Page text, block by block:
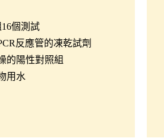
個測試
反應管的凍乾試劑
的陽性對照組
用水